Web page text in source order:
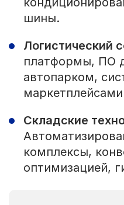
шины.
Логистический
платформы, ПО
автопарком,
Складские
комплексы,
оптимизацией,